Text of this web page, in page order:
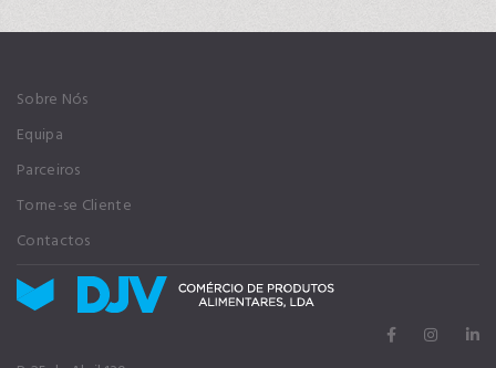
Sobre Nós
Equipa
Parceiros
Torne-se Cliente
Contactos